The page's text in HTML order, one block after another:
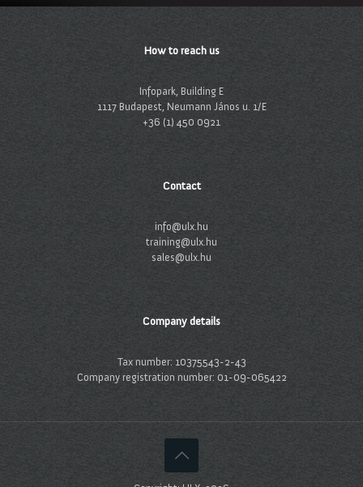
How to reach us
Infopark, Building E
1117 Budapest, Neumann János u. 1/E
+36 (1) 450 0921
Contact
info@ulx.hu
training@ulx.hu
sales@ulx.hu
Company details
Tax number: 10375543-2-43
Company registration number: 01-09-065422